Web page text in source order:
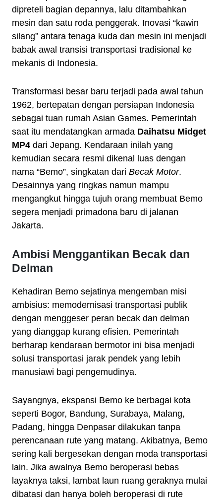
dipreteli bagian depannya, lalu ditambahkan
mesin dan satu roda penggerak. Inovasi “kawin
silang” antara tenaga kuda dan mesin ini menjadi
babak awal transisi transportasi tradisional ke
mekanis di Indonesia.
Transformasi besar baru terjadi pada awal tahun
1962, bertepatan dengan persiapan Indonesia
sebagai tuan rumah Asian Games. Pemerintah
saat itu mendatangkan armada Daihatsu Midget
MP4 dari Jepang. Kendaraan inilah yang
kemudian secara resmi dikenal luas dengan
nama “Bemo”, singkatan dari Becak Motor.
Desainnya yang ringkas namun mampu
mengangkut hingga tujuh orang membuat Bemo
segera menjadi primadona baru di jalanan
Jakarta.
Ambisi Menggantikan Becak dan
Delman
Kehadiran Bemo sejatinya mengemban misi
ambisius: memodernisasi transportasi publik
dengan menggeser peran becak dan delman
yang dianggap kurang efisien. Pemerintah
berharap kendaraan bermotor ini bisa menjadi
solusi transportasi jarak pendek yang lebih
manusiawi bagi pengemudinya.
Sayangnya, ekspansi Bemo ke berbagai kota
seperti Bogor, Bandung, Surabaya, Malang,
Padang, hingga Denpasar dilakukan tanpa
perencanaan rute yang matang. Akibatnya, Bemo
sering kali bergesekan dengan moda transportasi
lain. Jika awalnya Bemo beroperasi bebas
layaknya taksi, lambat laun ruang geraknya mulai
dibatasi dan hanya boleh beroperasi di rute